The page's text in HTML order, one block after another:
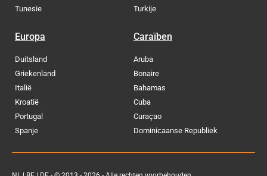
Tunesie
Turkije
Europa
Duitsland
Griekenland
Italië
Kroatië
Portugal
Spanje
Caraïben
Aruba
Bonaire
Bahamas
Cuba
Curaçao
Dominicaanse Republiek